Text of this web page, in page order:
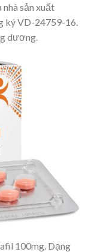
sản xuất
ký VD-24759-16.
dương.
100mg. Dạng